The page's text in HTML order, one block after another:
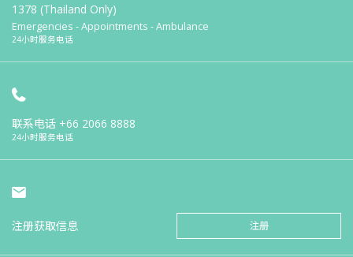
1378 (Thailand Only)
Emergencies - Appointments - Ambulance
24小时服务电话
联系电话 +66 2066 8888
24小时服务电话
注册获取信息 注册